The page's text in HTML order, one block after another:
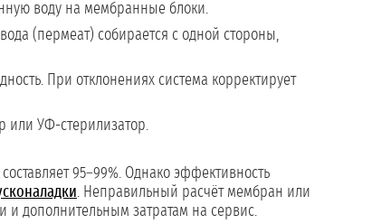
воду на мембранные блоки.
(пермеат) собирается с одной стороны,
При отклонениях система корректирует
или УФ-стерилизатор.
95–99%. Однако эффективность
. Неправильный расчёт мембран или
и дополнительным затратам на сервис.